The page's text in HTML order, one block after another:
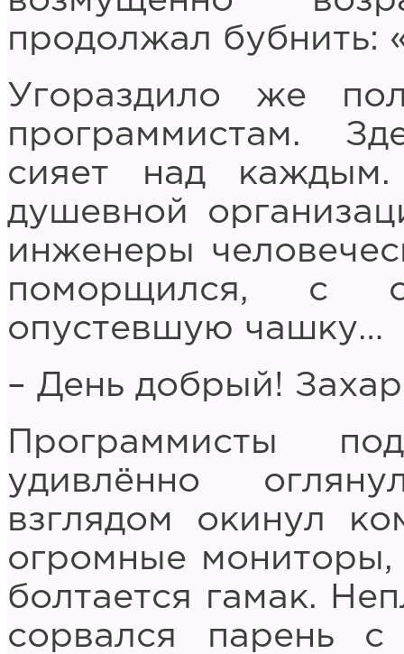
продолжал бубнить:
Угораздило же
программистам.
сияет над
душевной
инженеры
поморщился, с
опустевшую чашку…
– День добрый!
Программисты
удивлённо
взглядом окинул
огромные мониторы,
болтается гамак.
сорвался парень